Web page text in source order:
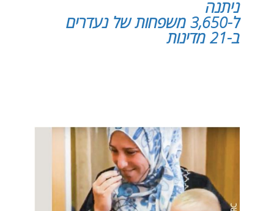
ניתנה
ל-3,650 משפחות של נעדרים
ב-21 מדינות